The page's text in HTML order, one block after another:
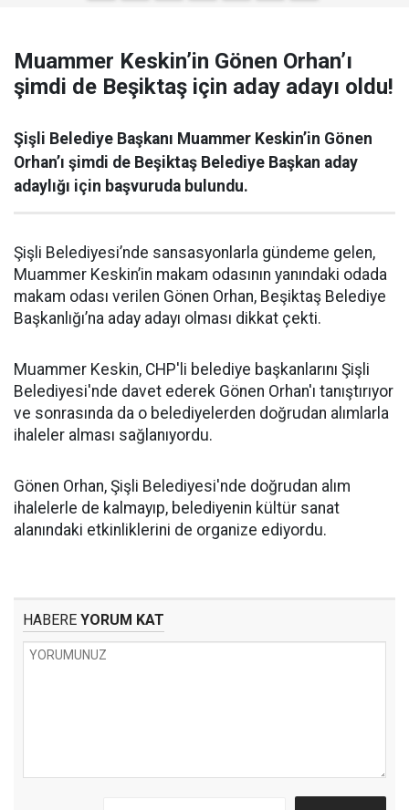
Muammer Keskin’in Gönen Orhan’ı
şimdi de Beşiktaş için aday adayı oldu!
Şişli Belediye Başkanı Muammer Keskin’in Gönen
Orhan’ı şimdi de Beşiktaş Belediye Başkan aday
adaylığı için başvuruda bulundu.
Şişli Belediyesi’nde sansasyonlarla gündeme gelen,
Muammer Keskin’in makam odasının yanındaki odada
makam odası verilen Gönen Orhan, Beşiktaş Belediye
Başkanlığı’na aday adayı olması dikkat çekti.
Muammer Keskin, CHP'li belediye başkanlarını Şişli
Belediyesi'nde davet ederek Gönen Orhan'ı tanıştırıyor
ve sonrasında da o belediyelerden doğrudan alımlarla
ihaleler alması sağlanıyordu.
Gönen Orhan, Şişli Belediyesi'nde doğrudan alım
ihalelerle de kalmayıp, belediyenin kültür sanat
alanındaki etkinliklerini de organize ediyordu.
HABERE YORUM KAT